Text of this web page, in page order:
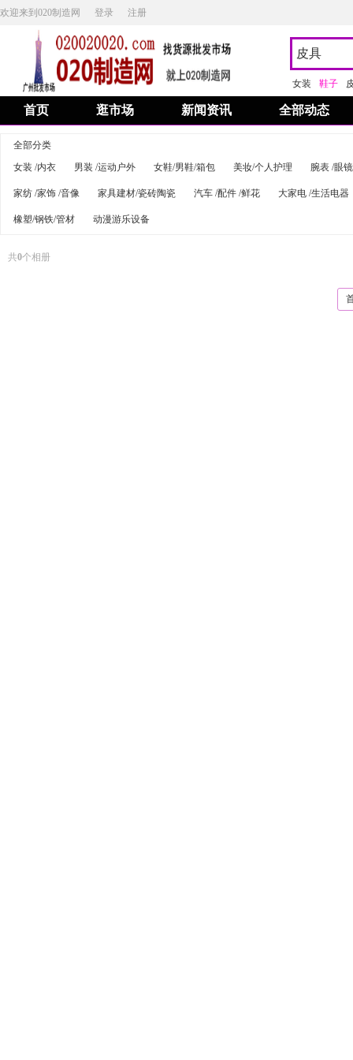
欢迎来到020制造网 登录 注册
女装 鞋子
首页 逛市场 新闻资讯 全部动态
全部分类
女装 /内衣
男装 /运动户外 女鞋/男鞋/箱包 美妆/个人护理 腕表 /眼
家纺 /家饰 /音像 家具建材/瓷砖陶瓷 汽车 /配件 /鲜花 大家电 /生活电器
橡塑/钢铁/管材 动漫游乐设备
共0个相册